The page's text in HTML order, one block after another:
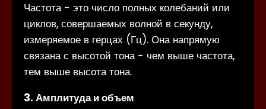
Частота - это число полных колебаний или
циклов, совершаемых волной в секунду,
измеряемое в герцах (Гц). Она напрямую
связана с высотой тона - чем выше частота,
тем выше высота тона.
3. Амплитуда и объем